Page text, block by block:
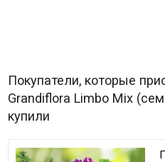
Покупатели, которые
Grandiflora Limbo Mix
купили